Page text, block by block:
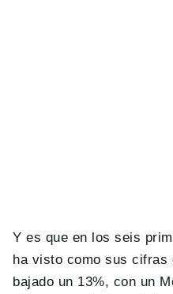
Y es que en los seis
ha visto como sus cifras
bajado un 13%, con un